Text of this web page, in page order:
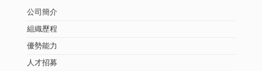
公司簡介
組織歷程
優勢能力
人才招募